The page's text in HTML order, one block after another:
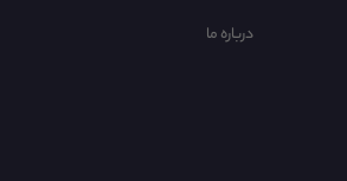
درباره ما